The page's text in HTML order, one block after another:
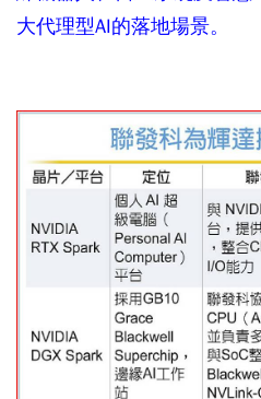
大代理型AI的落地場景。